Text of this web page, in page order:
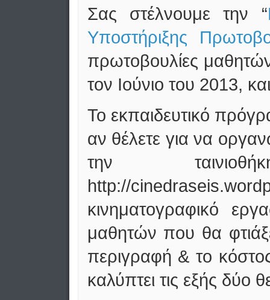
Σας στέλνουμε την “
Υποστήριξης
πρωτοβουλίες
τον Ιούνιο του 2013,
Το εκπαιδευτικό
αν θέλετε για να
την
http://
κινηματογραφικό
μαθητών που θα
περιγραφή & το
καλύπτει τις εξής